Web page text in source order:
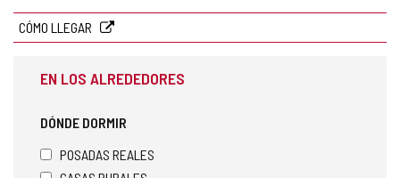
e
CÓMO LLEGAR
EN LOS ALREDEDORES
DÓNDE DORMIR
POSADAS REALES